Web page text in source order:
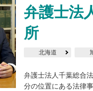
軽町 紋別郡湧別町 紋別
瞥町 白老郡白老町
も町 日高郡新ひだか町
室町
町 十勝郡浦幌町 釧路郡
弁護士法
所
北海道
弁護士法人千葉総合
分の位置にある法律